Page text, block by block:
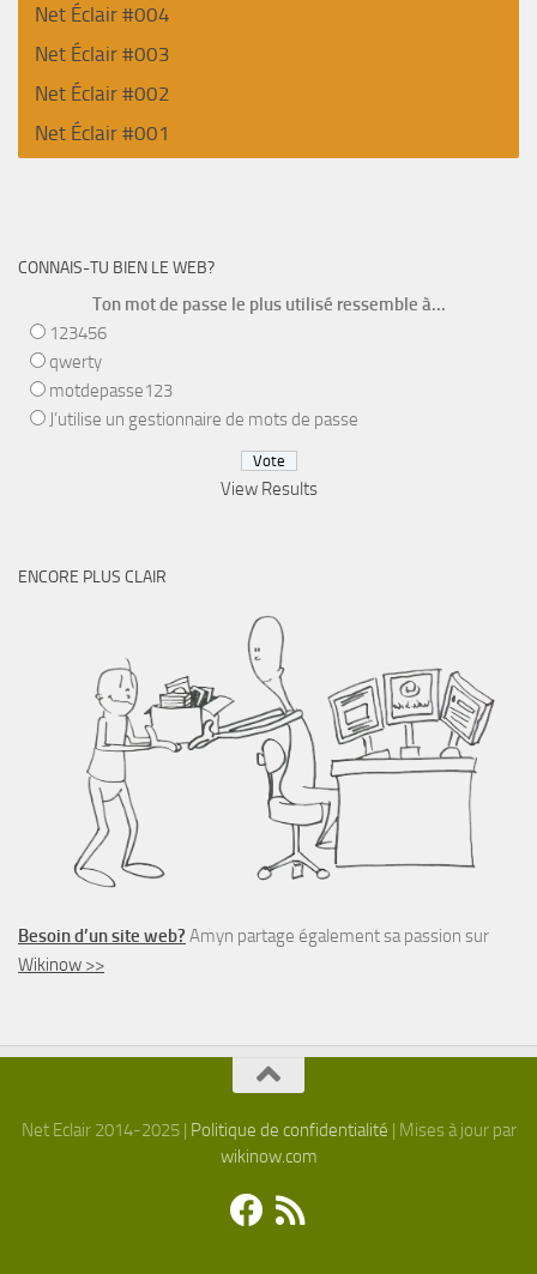
Net Éclair #004
Net Éclair #003
Net Éclair #002
Net Éclair #001
CONNAIS-TU BIEN LE WEB?
Ton mot de passe le plus utilisé ressemble à...
123456
qwerty
motdepasse123
J’utilise un gestionnaire de mots de passe
View Results
ENCORE PLUS CLAIR
Besoin d’un site web? Amyn partage également sa passion sur
Wikinow >>
Net Eclair 2014-2025 | Politique de confidentialité | Mises à jour par
wikinow.com